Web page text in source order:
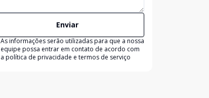
Enviar
As informações serão utilizadas para que a nossa
equipe possa entrar em contato de acordo com
a política de privacidade e termos de serviço